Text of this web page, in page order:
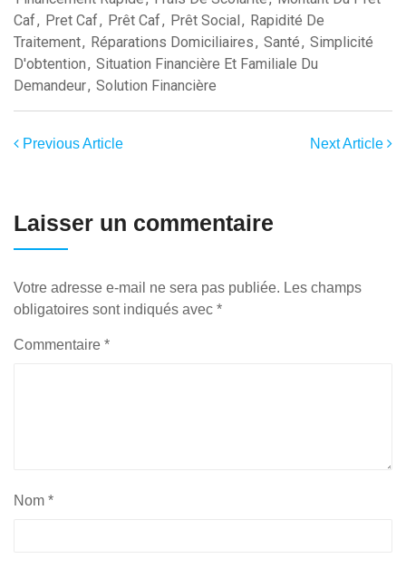
Caf, Pret Caf, Prêt Caf, Prêt Social, Rapidité De
Traitement, Réparations Domiciliaires, Santé, Simplicité
D'obtention, Situation Financière Et Familiale Du
Demandeur, Solution Financière
Previous Article Next Article
Laisser un commentaire
Votre adresse e-mail ne sera pas publiée. Les champs
obligatoires sont indiqués avec *
Commentaire *
Nom *